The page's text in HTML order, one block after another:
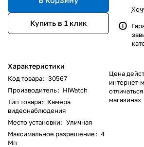
Купить в 1 клик
Характеристики
Код товара: 30567
Производитель: HiWatch
Тип товара: Камера
видеонаблюдения
Место установки: Уличная
Максимальное разрешение: 4
Мп
Цена
интернет-
магазинах